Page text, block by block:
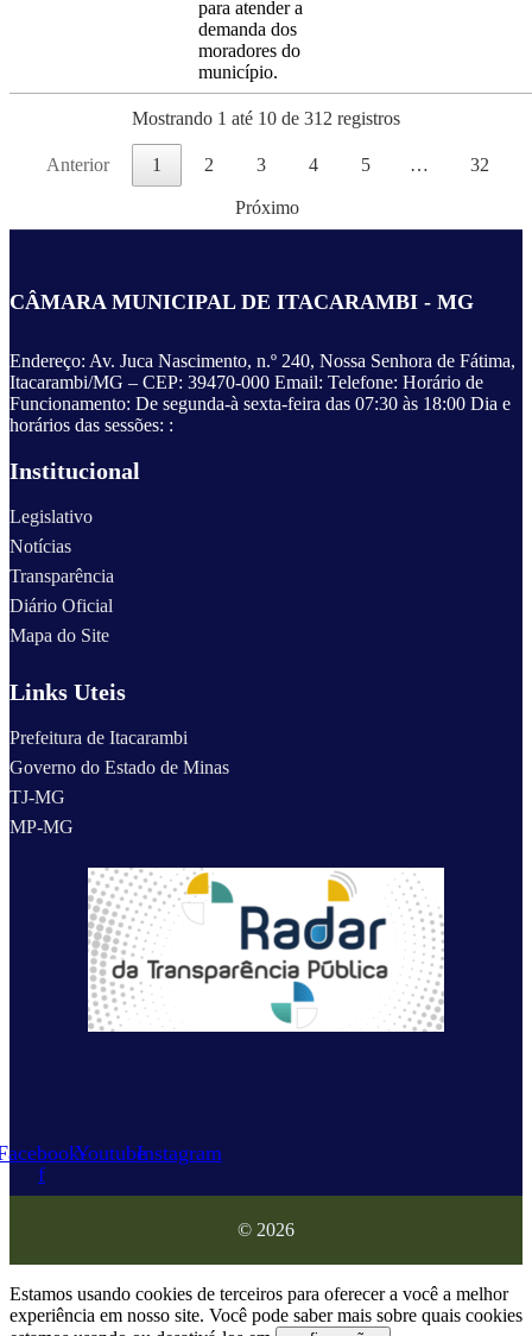
para atender a
demanda dos
moradores do
município.
Mostrando 1 até 10 de 312 registros
Anterior 1 2 3 4 5 … 32
Próximo
CÂMARA MUNICIPAL DE ITACARAMBI - MG
Endereço: Av. Juca Nascimento, n.º 240, Nossa Senhora de Fátima,
Itacarambi/MG – CEP: 39470-000 Email: Telefone: Horário de
Funcionamento: De segunda-à sexta-feira das 07:30 às 18:00 Dia e
horários das sessões: :
Institucional
Legislativo
Notícias
Transparência
Diário Oficial
Mapa do Site
Links Uteis
Prefeitura de Itacarambi
Governo do Estado de Minas
TJ-MG
MP-MG
f
YoutubeInstagram
© 2026
Estamos usando cookies de terceiros para oferecer a você a melhor
experiência em nosso site. Você pode saber mais sobre quais cookies